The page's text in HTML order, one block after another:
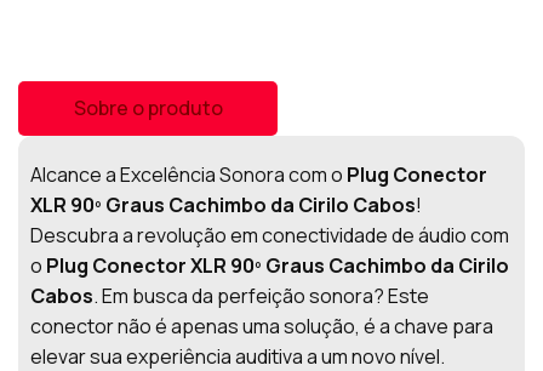
Sobre o produto
Alcance a Excelência Sonora com o Plug Conector
XLR 90º Graus Cachimbo da Cirilo Cabos!
Descubra a revolução em conectividade de áudio com
o Plug Conector XLR 90º Graus Cachimbo da Cirilo
Cabos. Em busca da perfeição sonora? Este
conector não é apenas uma solução, é a chave para
elevar sua experiência auditiva a um novo nível.